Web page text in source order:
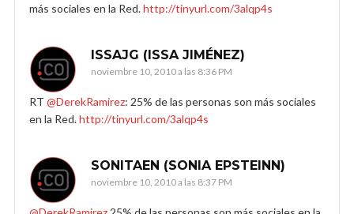
más sociales en la Red.http://tinyurl.com/3alqp4s
ISSAJG (ISSA JIMÉNEZ)
noviembre 10, 2010 a las 8:36 PM
RT @DerekRamirez: 25% de las personas son más sociales
en la Red.http://tinyurl.com/3alqp4s
SONITAEN (SONIA EPSTEINN)
noviembre 10, 2010 a las 8:37 PM